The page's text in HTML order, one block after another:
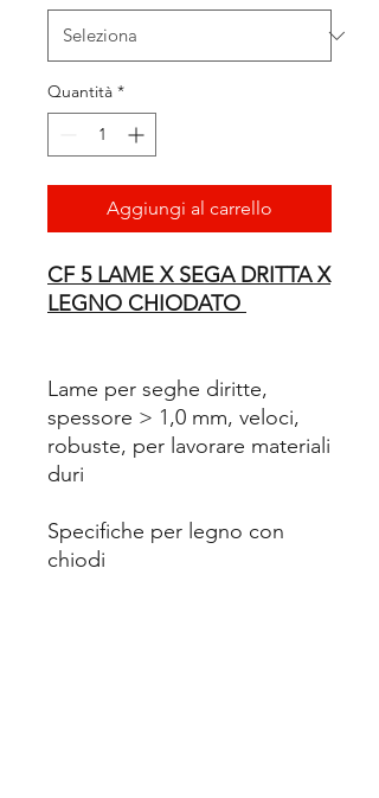
Quantità *
Aggiungi al carrello
CF 5 LAME X SEGA DRITTA X
LEGNO CHIODATO
Lame per seghe diritte,
spessore > 1,0 mm, veloci,
robuste, per lavorare materiali
duri
Specifiche per legno con
chiodi